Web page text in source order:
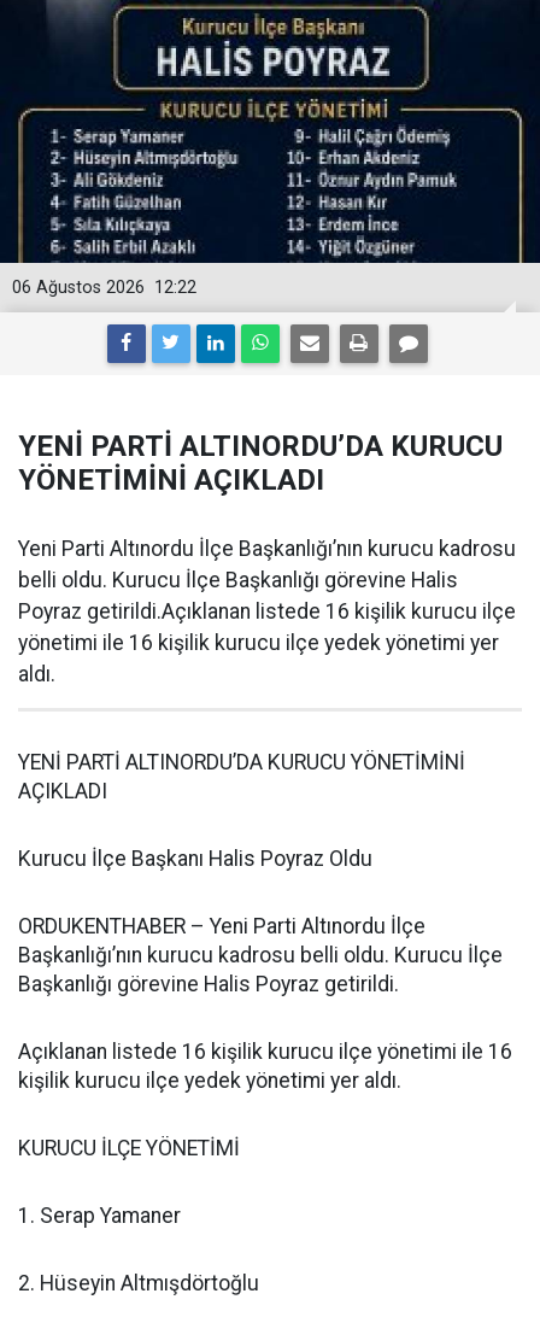
12:22
06 Ağustos 2026
YENİ PARTİ ALTINORDU’DA KURUCU
YÖNETİMİNİ AÇIKLADI
Yeni Parti Altınordu İlçe Başkanlığı’nın kurucu kadrosu
belli oldu. Kurucu İlçe Başkanlığı görevine Halis
Poyraz getirildi.Açıklanan listede 16 kişilik kurucu ilçe
yönetimi ile 16 kişilik kurucu ilçe yedek yönetimi yer
aldı.
YENİ PARTİ ALTINORDU’DA KURUCU YÖNETİMİNİ
AÇIKLADI
Kurucu İlçe Başkanı Halis Poyraz Oldu
ORDUKENTHABER – Yeni Parti Altınordu İlçe
Başkanlığı’nın kurucu kadrosu belli oldu. Kurucu İlçe
Başkanlığı görevine Halis Poyraz getirildi.
Açıklanan listede 16 kişilik kurucu ilçe yönetimi ile 16
kişilik kurucu ilçe yedek yönetimi yer aldı.
KURUCU İLÇE YÖNETİMİ
1. Serap Yamaner
2. Hüseyin Altmışdörtoğlu